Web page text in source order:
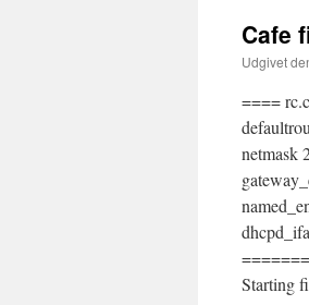
Cafe
Udgivet
====
netmask
Starting